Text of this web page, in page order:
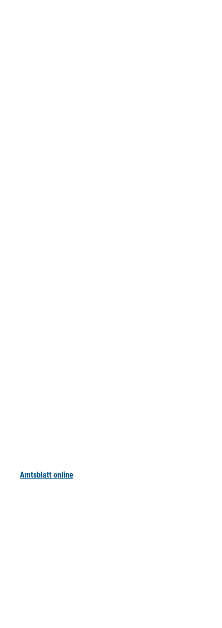
Amtsblatt online